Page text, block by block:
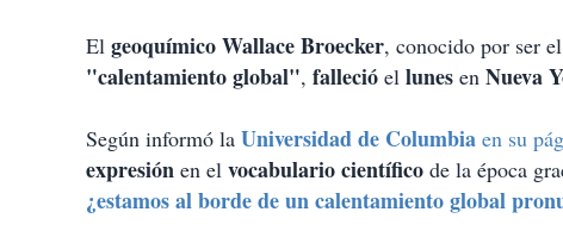
El geoquímico Wallace Broecker, conocido por ser el
"calentamiento global", falleció el lunes en Nueva
Según informó la Universidad de Columbia en su
expresión en el vocabulario científico de la época
¿estamos al borde de un calentamiento global